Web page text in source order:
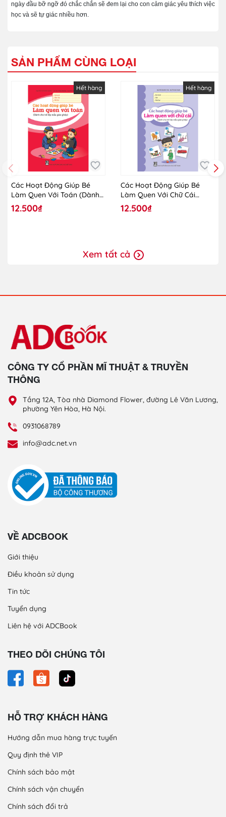
ngày đầu bỡ ngỡ đó chắc chắn sẽ đem lại cho con cảm giác yêu thích việc
học và sẽ tự giác nhiều hơn.
SẢN PHẨM CÙNG LOẠI
Hết hàng
Các Hoạt Động Giúp Bé
Làm Quen Với Toán (Dành
Cho Trẻ Lớp Mẫu Giáo
Ghép)
12.500₫
Hết hàng
Các Hoạt Động Giúp Bé
Làm Quen Với Chữ Cái
(Dành Cho Trẻ Lớp Mẫu
Giáo Ghép)
12.500₫
Xem tất cả
CÔNG TY CỔ PHẦN MĨ THUẬT & TRUYỀN
THÔNG
Tầng 12A, Tòa nhà Diamond Flower, đường Lê Văn Lương,
phường Yên Hòa, Hà Nội.
0931068789
info@adc.net.vn
VỀ ADCBOOK
Giới thiệu
Điều khoản sử dụng
Tin tức
Tuyển dụng
Liên hệ với ADCBook
THEO DÕI CHÚNG TÔI
HỖ TRỢ KHÁCH HÀNG
Hướng dẫn mua hàng trực tuyến
Quy định thẻ VIP
Chính sách bảo mật
Chính sách vận chuyển
Chính sách đổi trả